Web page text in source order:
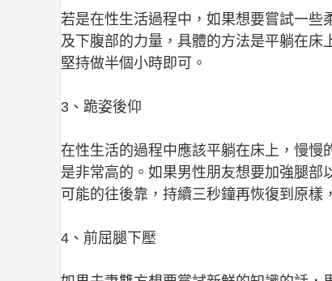
若是在性生活過程中，如果想要嘗試一些
及下腹部的力量，具體的方法是平躺在床
堅持做半個小時即可。
3、跪姿後仰
在性生活的過程中應該平躺在床上，慢
是非常高的。如果男性朋友想要加強腿
可能的往後靠，持續三秒鐘再恢復到原樣
4、前屈腿下壓